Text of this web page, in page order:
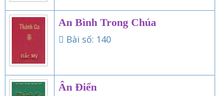
An Bình Trong Chúa
Bài số: 140
Ân Điển